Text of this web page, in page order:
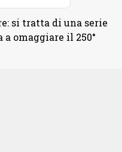
si tratta di una serie
omaggiare il 250°